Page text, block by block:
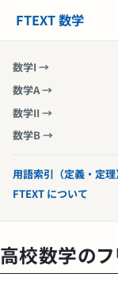
FTEXT 数学
数学I →
数学A →
数学II →
数学B →
用語索引（定義・定理
FTEXT について
高校数学の